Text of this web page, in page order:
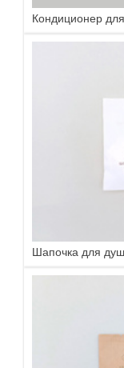
Кондиционер
Шапочка для